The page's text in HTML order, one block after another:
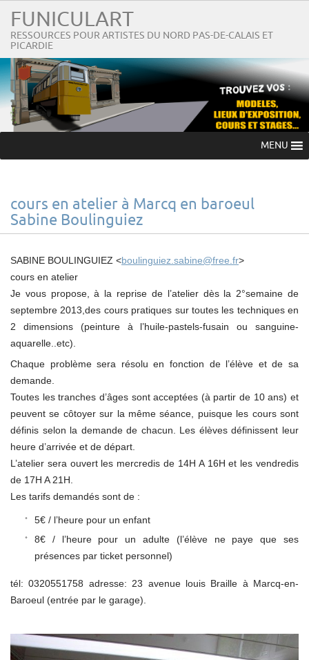
FUNICULART
RESSOURCES POUR ARTISTES DU NORD PAS-DE-CALAIS ET
PICARDIE
MENU
cours en atelier à Marcq en baroeul
Sabine Boulinguiez
SABINE BOULINGUIEZ <boulinguiez.sabine@free.fr>
cours en atelier
Je vous propose, à la reprise de l’atelier dès la 2°semaine de
septembre 2013,des cours pratiques sur toutes les techniques en
2 dimensions (peinture à l’huile-pastels-fusain ou sanguine-
aquarelle..etc).
Chaque problème sera résolu en fonction de l’élève et de sa
demande.
Toutes les tranches d’âges sont acceptées (à partir de 10 ans) et
peuvent se côtoyer sur la même séance, puisque les cours sont
définis selon la demande de chacun. Les élèves définissent leur
heure d’arrivée et de départ.
L’atelier sera ouvert les mercredis de 14H A 16H et les vendredis
de 17H A 21H.
Les tarifs demandés sont de :
5€ / l’heure pour un enfant
8€ / l’heure pour un adulte (l’élève ne paye que ses
présences par ticket personnel)
tél: 0320551758 adresse: 23 avenue louis Braille à Marcq-en-
Baroeul (entrée par le garage).